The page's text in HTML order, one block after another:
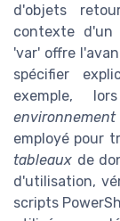
d'objets
contexte d'un
'var' offre
spécifier
exemple,
environnement
employé pour
tableaux de
d'utilisation,
scripts